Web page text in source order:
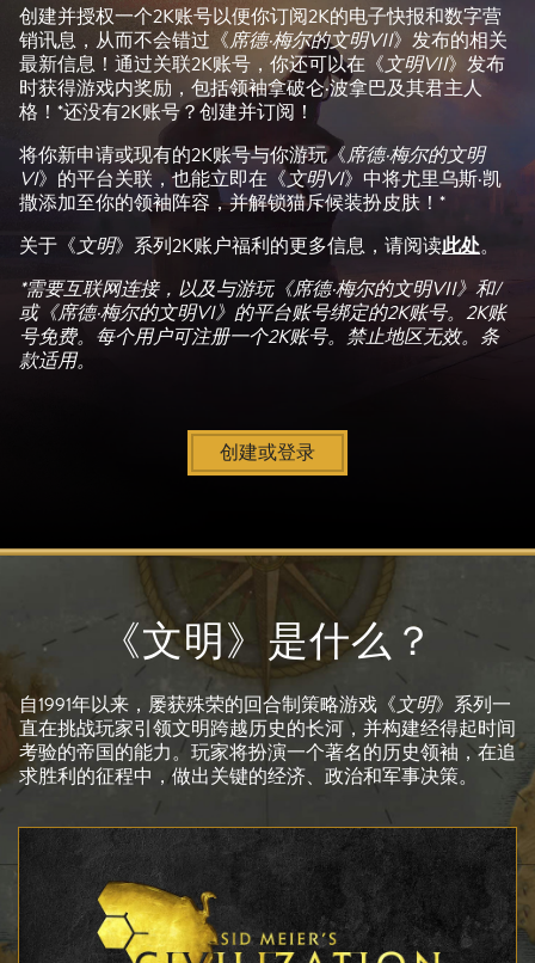
创建并授权一个2K账号以便你订阅2K的电子快报和数字营
销讯息，从而不会错过《席德·梅尔的文明VII》发布的相关
最新信息！通过关联2K账号，你还可以在《文明VII》发布
时获得游戏内奖励，包括领袖拿破仑·波拿巴及其君主人
格！*还没有2K账号？创建并订阅！
将你新申请或现有的2K账号与你游玩《席德·梅尔的文明
VI》的平台关联，也能立即在《文明VI》中将尤里乌斯·凯
撒添加至你的领袖阵容，并解锁猫斥候装扮皮肤！*
关于《文明》系列2K账户福利的更多信息，请阅读此处。
*需要互联网连接，以及与游玩《席德·梅尔的文明VII》和/
或《席德·梅尔的文明VI》的平台账号绑定的2K账号。2K账
号免费。每个用户可注册一个2K账号。禁止地区无效。条
款适用。
创建或登录
《文明》是什么？
自1991年以来，屡获殊荣的回合制策略游戏《文明》系列一
直在挑战玩家引领文明跨越历史的长河，并构建经得起时间
考验的帝国的能力。玩家将扮演一个著名的历史领袖，在追
求胜利的征程中，做出关键的经济、政治和军事决策。